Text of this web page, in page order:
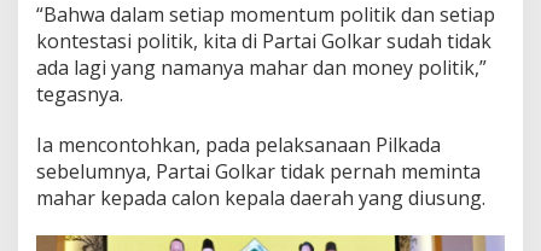
“Bahwa dalam setiap momentum politik dan setiap
kontestasi politik, kita di Partai Golkar sudah tidak
ada lagi yang namanya mahar dan money politik,”
tegasnya.
Ia mencontohkan, pada pelaksanaan Pilkada
sebelumnya, Partai Golkar tidak pernah meminta
mahar kepada calon kepala daerah yang diusung.